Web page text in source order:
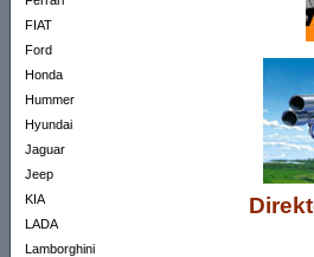
FIAT
Ford
Honda
Hummer
Hyundai
Jaguar
Jeep
KIA
LADA
Lamborghini